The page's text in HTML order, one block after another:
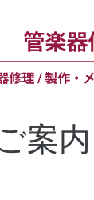
案内